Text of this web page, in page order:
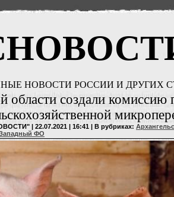
НОВОСТИ РОССИИ И ДРУГИХ
области создали комиссию
| 22.07.2021 | 16:41 | В рубриках:
ФО